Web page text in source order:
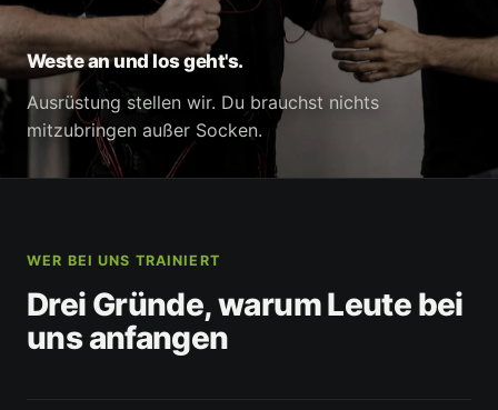
Weste an und los geht's.
Ausrüstung stellen wir. Du brauchst nichts
mitzubringen außer Socken.
WER BEI UNS TRAINIERT
Drei Gründe, warum Leute bei
uns anfangen